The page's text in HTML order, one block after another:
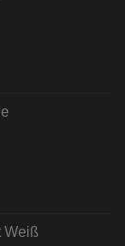
Weiß